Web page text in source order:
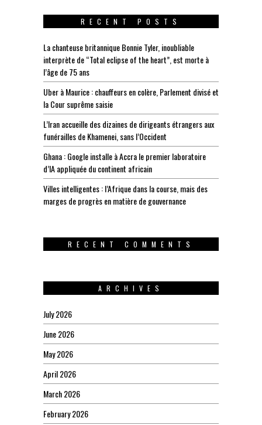
RECENT POSTS
La chanteuse britannique Bonnie Tyler, inoubliable
interprète de “Total eclipse of the heart”, est morte à
l’âge de 75 ans
Uber à Maurice : chauffeurs en colère, Parlement divisé et
la Cour suprême saisie
L’Iran accueille des dizaines de dirigeants étrangers aux
funérailles de Khamenei, sans l’Occident
Ghana : Google installe à Accra le premier laboratoire
d’IA appliquée du continent africain
Villes intelligentes : l’Afrique dans la course, mais des
marges de progrès en matière de gouvernance
RECENT COMMENTS
ARCHIVES
July 2026
June 2026
May 2026
April 2026
March 2026
February 2026